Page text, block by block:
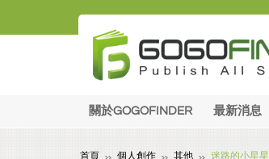
關於GOGOFINDER 最新消息
首頁 個人創作 其他 迷路的小星星